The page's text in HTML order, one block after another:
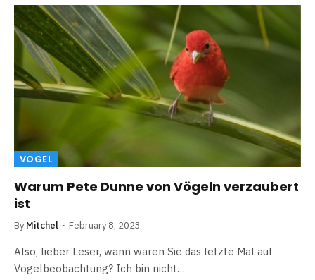
VOGEL
Warum Pete Dunne von Vögeln verzaubert
ist
By Mitchel February 8, 2023
Also, lieber Leser, wann waren Sie das letzte Mal auf
Vogelbeobachtung? Ich bin nicht…